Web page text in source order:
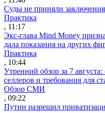
Суды не приняли
Практика
, 11:17
Экс-глава Mind Money
дала показания на других
Практика
, 10:44
Утренний обзор за 7
селлеров и требования для
Обзор СМИ
, 09:22
Путин разрешил